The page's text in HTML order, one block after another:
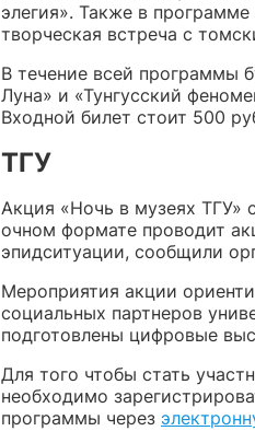
элегия». Также в
творческая встреча с
В течение всей программы
Луна» и «Тунгусский
Входной билет стоит 500
ТГУ
Акция «Ночь в музеях ТГУ»
очном формате проводит
эпидситуации, сообщили
Мероприятия акции
социальных партнеров
подготовлены цифровые
Для того чтобы стать
необходимо
программы через